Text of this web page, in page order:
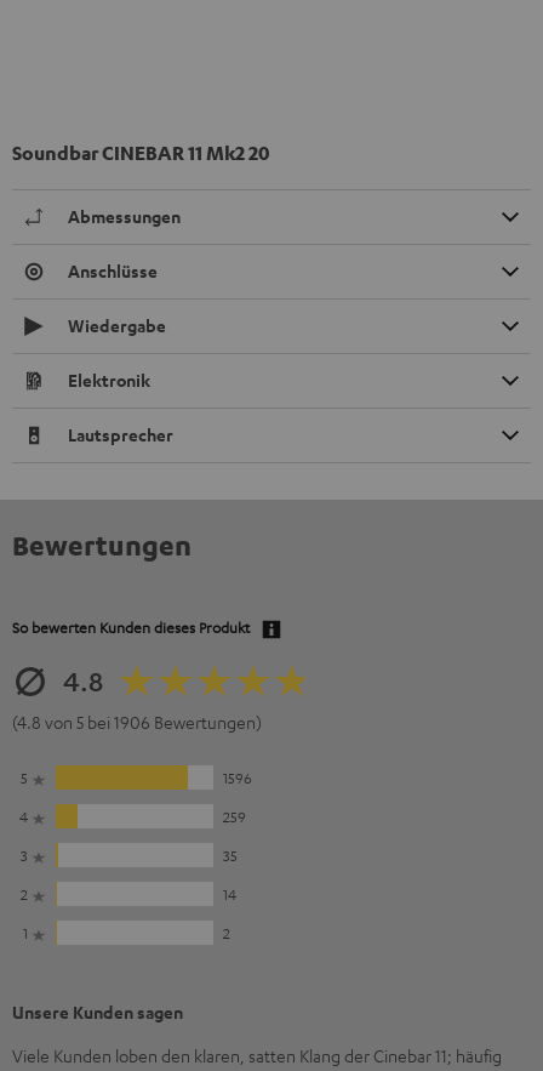
Soundbar CINEBAR 11 Mk2 20
Abmessungen
Anschlüsse
Wiedergabe
Elektronik
Lautsprecher
Bewertungen
So bewerten Kunden dieses Produkt
4.8
(4.8 von 5 bei 1906 Bewertungen)
5
1596
4
259
3
35
2
14
1
2
Unsere Kunden sagen
Viele Kunden loben den klaren, satten Klang der Cinebar 11; häufig